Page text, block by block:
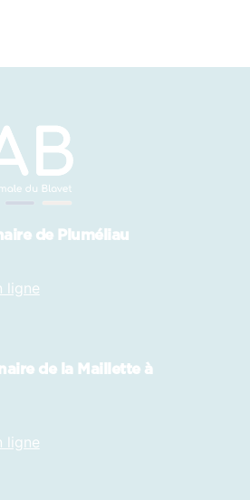
de Pluméliau
ligne
de la Maillette à
ligne